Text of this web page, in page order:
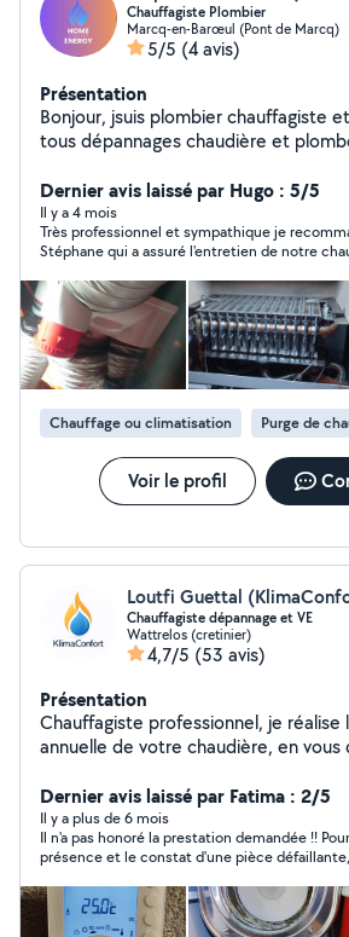
Chauffagiste Plombier
Marcq-en-Barœul (Pont de Marcq)
5/5 (4 avis)
Présentation
Bonjour, jsuis plombier chauffagiste
tous dépannages chaudière et
Dernier avis laissé par Hugo : 5/5
Il y a 4 mois
Très professionnel et sympathique je
Stéphane qui a assuré l'entretien de notre
Chauffage ou climatisation Purge de
Voir le profil
Loutfi Guettal
Chauffagiste dépannage et VE
Wattrelos (cretinier)
4,7/5 (53 avis)
Présentation
Chauffagiste professionnel, je
annuelle de votre chaudière, en vous
dépanne également en cas de panne
eau chaude. Je vous conseille et
questions concernant votre confort
Dernier avis laissé par Fatima : 2/5
Il y a plus de 6 mois
Il n'a pas honoré la prestation demandée !! Pour 20 minutes de
présence et le constat d'une pièce